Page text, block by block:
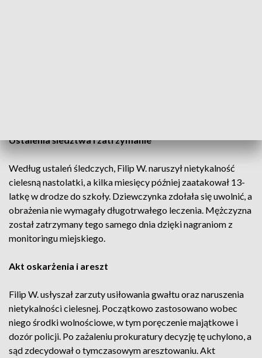
Ustalenia śledztwa i zatrzymanie
Według ustaleń śledczych, Filip W. naruszył nietykalność
cielesną nastolatki, a kilka miesięcy później zaatakował 13-
latkę w drodze do szkoły. Dziewczynka zdołała się uwolnić, a
obrażenia nie wymagały długotrwałego leczenia. Mężczyzna
został zatrzymany tego samego dnia dzięki nagraniom z
monitoringu miejskiego.
Akt oskarżenia i areszt
Filip W. usłyszał zarzuty usiłowania gwałtu oraz naruszenia
nietykalności cielesnej. Początkowo zastosowano wobec
niego środki wolnościowe, w tym poręczenie majątkowe i
dozór policji. Po zażaleniu prokuratury decyzję tę uchylono, a
sąd zdecydował o tymczasowym aresztowaniu. Akt